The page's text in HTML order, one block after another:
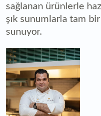
sağlanan ürünlerle
şık sunumlarla tam
sunuyor.